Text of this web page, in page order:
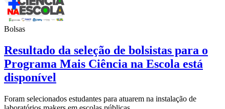
Bolsas
Resultado da seleção de bolsistas para o
Programa Mais Ciência na Escola está
disponível
Foram selecionados estudantes para atuarem na instalação de